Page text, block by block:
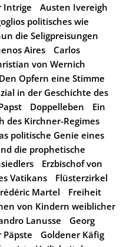
Intrige
Austen Ivereigh
politisches wie
die Seligpreisungen
Aires
Carlos
von Wernich
Den Opfern eine Stimme
in der Geschichte des
Doppelleben
Ein
des Kirchner-Regimes
politische Genie eines
die prophetische
Erzbischof von
Vatikans
Flüsterzirkel
Martel
Freiheit
von Kindern weiblicher
Lanusse
Georg
Päpste
Goldener Käfig